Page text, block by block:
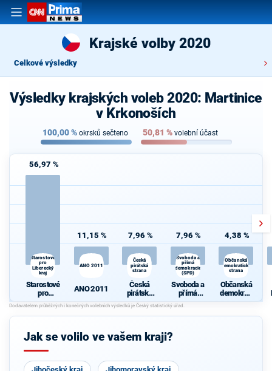
Krajské volby 2020
Celkové výsledky
Výsledky krajských voleb 2020: Martinice
v Krkonoších
100,00% okrsků sečteno 50,81 % volební účast
56,97 %
Starostové
pro
Liberecký
kraj
Starostové
pro
Liberecký
kraj
11,15 %
ANO 2011
ANO 2011
7,96 %
Česká
pirátská
strana
Česká
pirátská
strana
7,96 %
Svoboda a
přímá
demokracie
(SPD)
Svoboda a
přímá
demokraci
e (SPD)
4,38 %
Občanská
demokratická
strana
Občanská
demokrati
cká strana
Jak se volilo ve vašem kraji?